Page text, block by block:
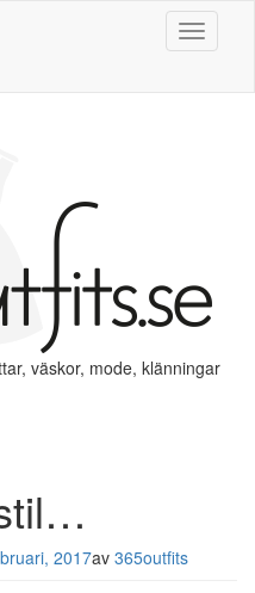
Slå på/
väskor, mode, klänningar
2017av 365outfits